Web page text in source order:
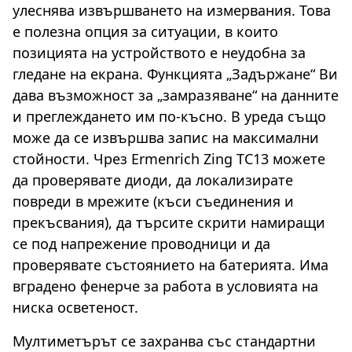
улеснява извършването на измервания. Това
е полезна опция за ситуации, в които
позицията на устройството е неудобна за
гледане на екрана. Функцията „Задържане“ Ви
дава възможност за „замразяване“ на данните
и преглеждането им по-късно. В уреда също
може да се извършва запис на максимални
стойности. Чрез Ermenrich Zing TC13 можете
да проверявате диоди, да локализирате
повреди в мрежите (къси съединения и
прекъсвания), да търсите скрити намиращи
се под напрежение проводници и да
проверявате състоянието на батерията. Има
вградено фенерче за работа в условията на
ниска осветеност.
Мултиметърът се захранва със стандартни